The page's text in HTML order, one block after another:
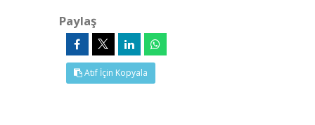
Paylaş
Atıf İçin Kopyala